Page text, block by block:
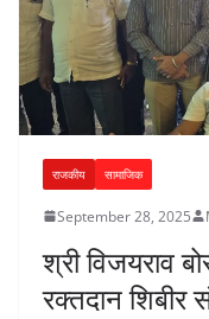
राजकीय सामाजिक
September 28, 2025
श्री विजयराव
रक्तदान शिबीर